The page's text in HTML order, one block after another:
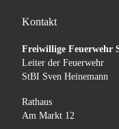
Kontakt
Freiwillige Feuerwehr
Leiter der Feuerwehr
StBI Sven Heinemann
Rathaus
Am Markt 12